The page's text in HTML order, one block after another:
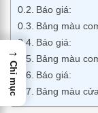
Báo giá:
Bảng màu
Báo giá:
Bảng màu
Báo giá:
Bảng màu
→
Chỉ mục